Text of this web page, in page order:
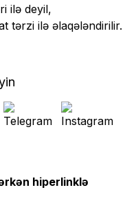
ilə deyil,
tərzi ilə əlaqələndirilir.
hiperlinklə